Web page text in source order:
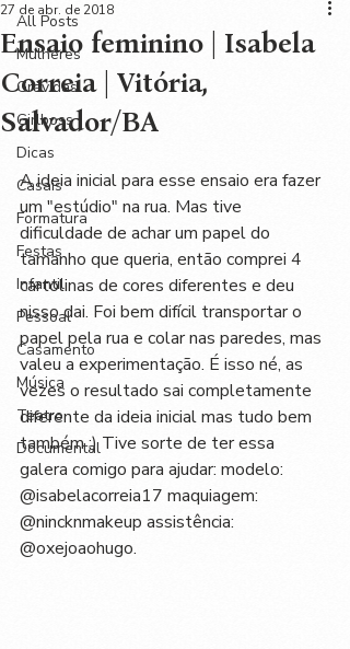
All Posts
Mulheres
Grávidas
Girlboss
Dicas
Casais
Formatura
Festas
Infantil
Pessoal
Casamento
Música
Teatro
Documental
Ensaio feminino | Isabela
Correia | Vitória,
Salvador/BA
27 de abr. de 2018
A ideia inicial para esse ensaio era fazer
um "estúdio" na rua. Mas tive
dificuldade de achar um papel do
tamanho que queria, então comprei 4
cartolinas de cores diferentes e deu
nisso dai. Foi bem difícil transportar o
papel pela rua e colar nas paredes, mas
valeu a experimentação. É isso né, as
vezes o resultado sai completamente
diferente da ideia inicial mas tudo bem
também :) Tive sorte de ter essa
galera comigo para ajudar: modelo:
@isabelacorreia17 maquiagem:
@nincknmakeup assistência:
@oxejoaohugo.